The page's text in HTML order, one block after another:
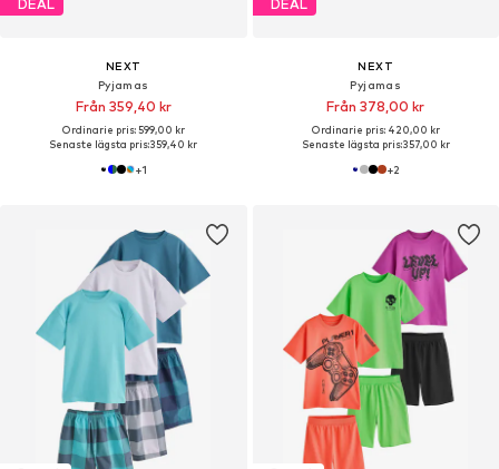
DEAL
NEXT
Pyjamas
Från 359,40 kr
Ordinarie pris: 599,00 kr
Senaste lägsta pris:359,40 kr
+1
DEAL
NEXT
Pyjamas
Från 378,00 kr
Ordinarie pris: 420,00 kr
Senaste lägsta pris:357,00 kr
+2